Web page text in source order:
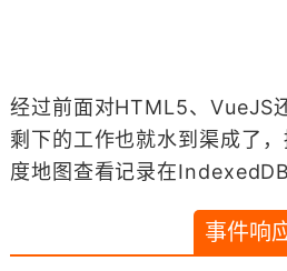
经过前面对HTML5、VueJS
剩下的工作也就水到渠成了
度地图查看记录在
事件响